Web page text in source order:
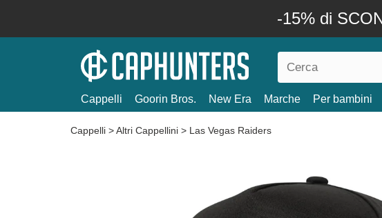
-15% di
Cappelli Goorin Bros. New Era Marche Per bambini
Cappelli >Altri Cappellini > Las Vegas Raiders